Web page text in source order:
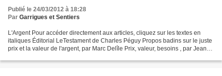
Publié le 24/03/2012 à 18:28
Par Garrigues et Sentiers
L'Argent Pour accéder directement aux articles, cliquez sur les textes en
italiques Éditorial LeTestament de Charles Péguy Propos badins sur le juste
prix et la valeur de l'argent, par Marc Delîle Prix, valeur, besoins , par Jean